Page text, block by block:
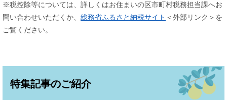
※税控除等については、詳しくはお住まいの区市町村税務担当課へお
問い合わせいただくか、 総務省ふるさと納税サイト ＜外部リンク＞ を
ご覧ください。
特集記事のご紹介